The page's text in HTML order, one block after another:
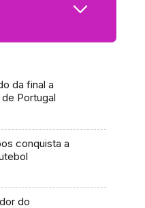
da final a
Portugal
conquista a
do